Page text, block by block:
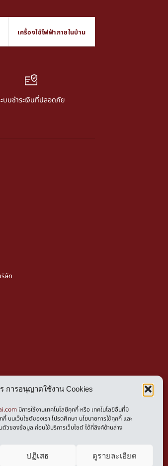
การอนุญาตใช้งาน Cookies
มีการใช้งานเทคโนโลยีคุกกี้ หรือ เทคโนโลยีอื่นที่มี
บนเว็บไซต์ของเรา โปรดศึกษา นโยบายการใช้คุกกี้ และ
ตัวของข้อมูล ก่อนใช้บริการเว็บไซต์ ได้ที่ลิงค์ด้านล่าง
ปฏิเสธ ดูรายละเอียด
เครื่องใช้ไฟฟ้าภายในบ้าน
บบชำระเงินที่ปลอดภัย
ษัท
0